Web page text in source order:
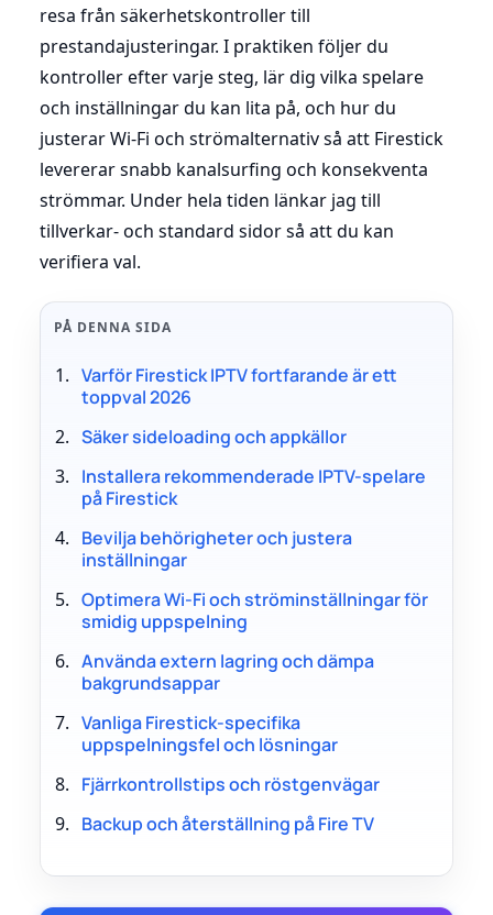
resa från säkerhetskontroller till
prestandajusteringar. I praktiken följer du
kontroller efter varje steg, lär dig vilka spelare
och inställningar du kan lita på, och hur du
justerar Wi-Fi och strömalternativ så att Firestick
levererar snabb kanalsurfing och konsekventa
strömmar. Under hela tiden länkar jag till
tillverkar- och standard sidor så att du kan
verifiera val.
PÅ DENNA SIDA
Varför Firestick IPTV fortfarande är ett
toppval 2026
Säker sideloading och appkällor
Installera rekommenderade IPTV-spelare
på Firestick
Bevilja behörigheter och justera
inställningar
Optimera Wi-Fi och ströminställningar för
smidig uppspelning
Använda extern lagring och dämpa
bakgrundsappar
Vanliga Firestick-specifika
uppspelningsfel och lösningar
Fjärrkontrollstips och röstgenvägar
Backup och återställning på Fire TV